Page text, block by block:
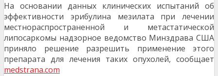
На основании данных клинических испытаний об
эффективности эрибулина мезилата при лечении
местнораспространенной и метастатической
липосаркомы надзорное ведомство Минздрава США
приняло решение разрешить применение этого
препарата для лечения таких опухолей, сообщает
medstrana.com